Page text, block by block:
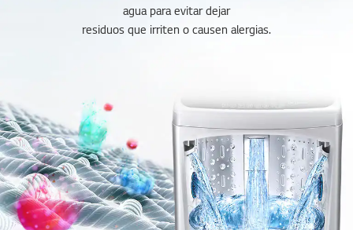
agua para evitar dejar
residuos que irriten o causen alergias.